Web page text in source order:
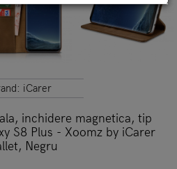
iCarer
inchidere magnetica, tip
S8 Plus - Xoomz by iCarer
Negru